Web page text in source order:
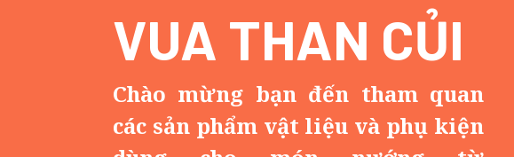
VUA THAN CỦI
Chào mừng bạn đến tham quan
các sản phẩm vật liệu và phụ kiện